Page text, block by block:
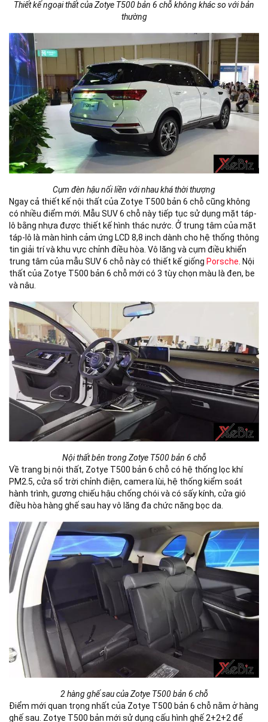
Thiết kế ngoại thất của Zotye T500 bản 6 chỗ không khác so với bản
thường
Cụm đèn hậu nối liền với nhau khá thời thượng
Ngay cả thiết kế nội thất của Zotye T500 bản 6 chỗ cũng không
có nhiều điểm mới. Mẫu SUV 6 chỗ này tiếp tục sử dụng mặt táp-
lô bằng nhựa được thiết kế hình thác nước. Ở trung tâm của mặt
táp-lô là màn hình cảm ứng LCD 8,8 inch dành cho hệ thống thông
tin giải trí và khu vực chỉnh điều hòa. Vô lăng và cụm điều khiển
trung tâm của mẫu SUV 6 chỗ này có thiết kế giống Porsche . Nội
thất của Zotye T500 bản 6 chỗ mới có 3 tùy chọn màu là đen, be
và nâu.
Nội thất bên trong Zotye T500 bản 6 chỗ
Về trang bị nội thất, Zotye T500 bản 6 chỗ có hệ thống lọc khí
PM2.5, cửa sổ trời chỉnh điện, camera lùi, hệ thống kiểm soát
hành trình, gương chiếu hậu chống chói và có sấy kính, cửa gió
điều hòa hàng ghế sau hay vô lăng đa chức năng bọc da.
2 hàng ghế sau của Zotye T500 bản 6 chỗ
Điểm mới quan trọng nhất của Zotye T500 bản 6 chỗ nằm ở hàng
ghế sau. Zotye T500 bản mới sử dụng cấu hình ghế 2+2+2 để